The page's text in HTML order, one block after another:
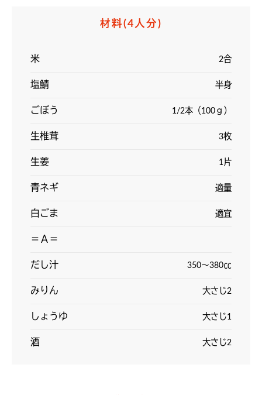
材料(4人分)
米 2合
️塩鯖 半身
️ごぼう 1/2本（100ｇ）
生椎茸 3枚
生姜 1片
青ネギ 適量
白ごま 適宜
＝Ａ＝
️だし汁 350～380㏄
みりん 大さじ2
しょうゆ 大さじ1
️酒 大さじ2